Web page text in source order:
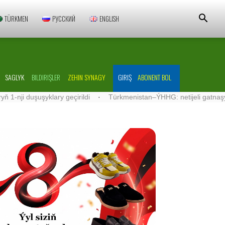
TÜRKMEN РУССКИЙ ENGLISH
SAGLYK BILDIRIŞLER ZEHIN SYNAGY GIRIŞ ABONENT BOL
geçirildi · Türkmenistan–ÝHHG: netijeli gatnaşyklar